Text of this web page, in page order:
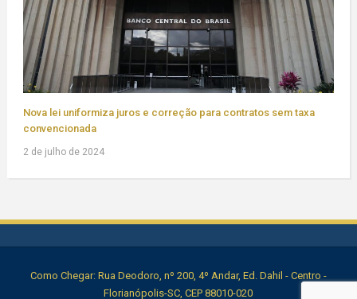
Nova lei uniformiza juros e correção para contratos sem taxa
convencionada
2 de julho de 2024
Como Chegar: Rua Deodoro, nº 200, 4º Andar, Ed. Dahil - Centro -
Florianópolis-SC, CEP 88010-020